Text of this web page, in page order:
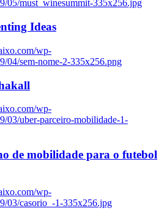
05/must_winesummit-335x256.jpg
Ideas
wp-
04/sem-nome-2-335x256.png
wp-
03/uber-parceiro-mobilidade-1-
de mobilidade para o futebol
wp-
03/casorio_-1-335x256.jpg